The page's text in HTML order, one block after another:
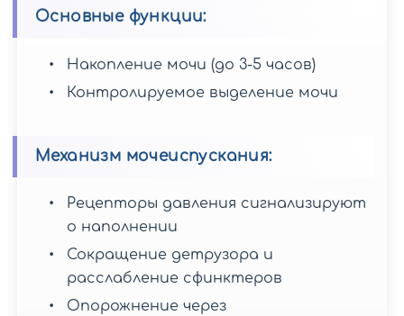
УЗДС
конечностей
Противопоказания
проведению
УЗДС
конечностей
Противопоказания
проведению
УЗДС
Подготовка
УЗДС
Основные функции:
Накопление мочи (до 3-5 часов)
Контролируемое выделение мочи
Механизм мочеиспускания:
Рецепторы давления сигнализируют
о наполнении
Сокращение детрузора и
расслабление сфинктеров
Опорожнение через